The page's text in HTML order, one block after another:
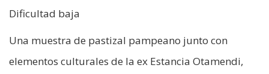
Dificultad baja
Una muestra de pastizal pampeano junto con
elementos culturales de la ex Estancia Otamendi,